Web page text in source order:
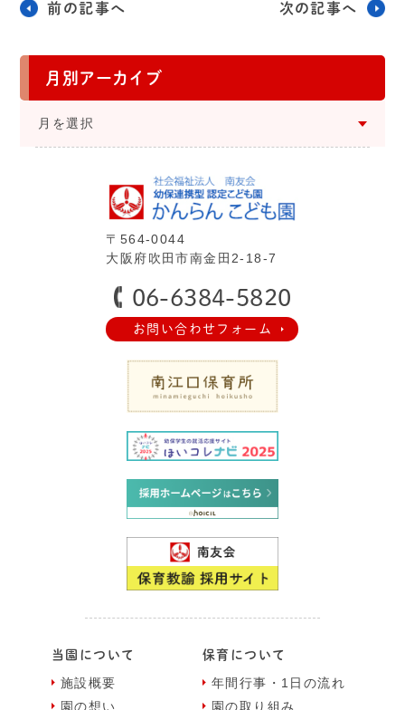
前の記事へ 次の記事へ
月別アーカイブ
⽉を選択
〒564-0044
⼤阪府吹⽥市南⾦⽥2-18-7
06-6384-5820
お問い合わせフォーム
当園について
施設概要
園の想い
保育について
年間⾏事・1⽇の流れ
園の取り組み